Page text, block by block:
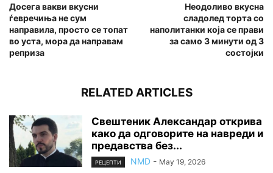
Досега вакви вкусни
ѓевречиња не сум
направила, просто се топат
во уста, мора да направам
реприза
Неодоливо вкусна
сладолед торта со
наполитанки која се прави
за само 3 минути од 3
состојки
RELATED ARTICLES
Свештеник Александар открива
како да одговорите на навреди и
предавства без...
РЕЦЕПТИ NMD - May 19, 2026